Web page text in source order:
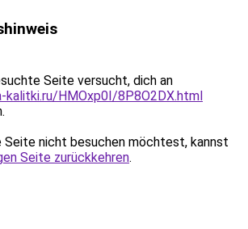
Seite versucht, dich an
HMOxp0I/8P8O2DX.html
Seite nicht besuchen möchtest, kannst
Seite zurückkehren.